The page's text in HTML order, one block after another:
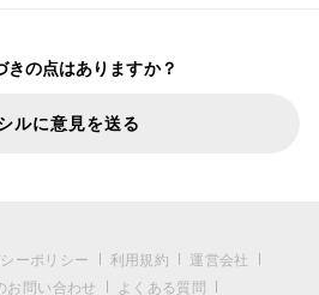
きの点はありますか？
ルに意見を送る
ーポリシー 利用規約
運営会社
お問い合わせ
よくある質問